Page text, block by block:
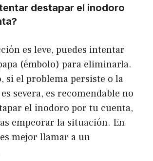
destapar el inodoro
es leve, puedes intentar
(émbolo) para eliminarla.
si el problema persiste o la
severa, es recomendable no
el inodoro por tu cuenta,
empeorar la situación. En
mejor llamar a un